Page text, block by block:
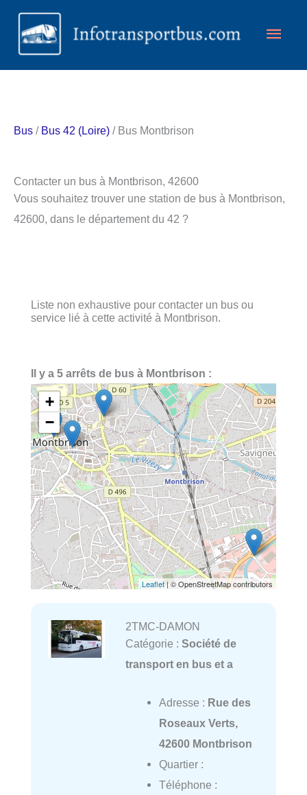
Aller
contenu
Bus / Bus 42 (Loire) / Bus Montbrison
Contacter un bus à Montbrison, 42600
Vous souhaitez trouver une station de bus à Montbrison,
42600, dans le département du 42 ?
Liste non exhaustive pour contacter un bus ou
service lié à cette activité à Montbrison.
Il y a 5 arrêts de bus à Montbrison :
+
−
Leaflet| © OpenStreetMap contributors
2TMC-DAMON
Catégorie : Société de
transport en bus et a
Adresse : Rue des
Roseaux Verts,
42600 Montbrison
Quartier :
Téléphone :